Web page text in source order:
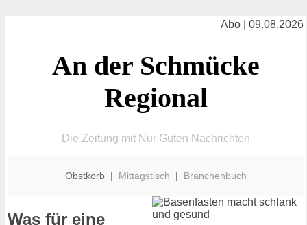
Abo | 09.08.2026
An der Schmücke
Regional
Die Zeitung mit Nur Guten Nachrichten
Obstkorb | Mittagstisch | Branchenbuch
Was für eine